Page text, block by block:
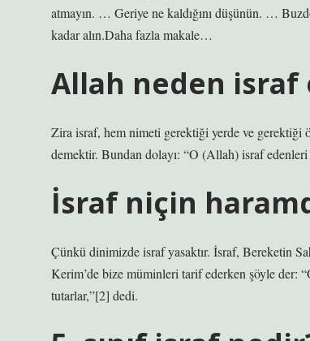
atmayın. … Geriye ne kaldığını düşünün. …
kadar alın.Daha fazla makale…
Allah neden israf
Zira israf, hem nimeti gerektiği yerde ve gerektiği
demektir. Bundan dolayı: “O (Allah) israf
İsraf niçin
Çünkü dinimizde israf yasaktır. İsraf, Bereketin
Kerim’de bize müminleri tarif ederken şöyle der:
tutarlar,”[2] dedi.